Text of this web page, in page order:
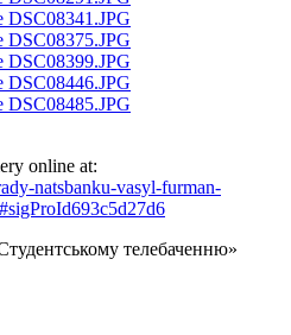
online at:
natsbanku-vasyl-furman-
телебаченню»